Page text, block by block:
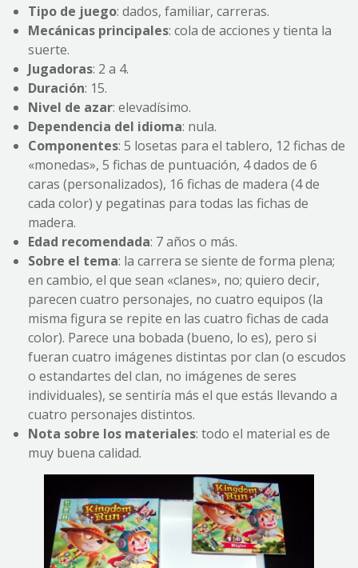
Tipo de juego: dados, familiar, carreras.
Mecánicas principales: cola de acciones y tienta la
suerte.
Jugadoras: 2 a 4.
Duración: 15.
Nivel de azar: elevadísimo.
Dependencia del idioma: nula.
Componentes: 5 losetas para el tablero, 12 fichas de
«monedas», 5 fichas de puntuación, 4 dados de 6
caras (personalizados), 16 fichas de madera (4 de
cada color) y pegatinas para todas las fichas de
madera.
Edad recomendada: 7 años o más.
Sobre el tema: la carrera se siente de forma plena;
en cambio, el que sean «clanes», no; quiero decir,
parecen cuatro personajes, no cuatro equipos (la
misma figura se repite en las cuatro fichas de cada
color). Parece una bobada (bueno, lo es), pero si
fueran cuatro imágenes distintas por clan (o escudos
o estandartes del clan, no imágenes de seres
individuales), se sentiría más el que estás llevando a
cuatro personajes distintos.
Nota sobre los materiales: todo el material es de
muy buena calidad.